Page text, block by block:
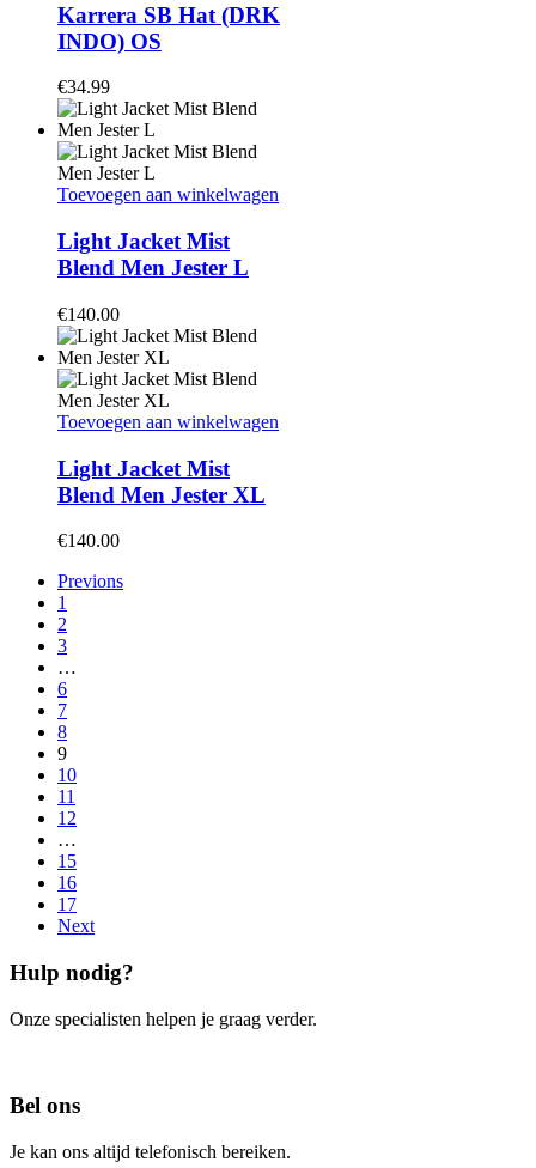
Karrera SB Hat (DRK
INDO) OS
€34.99
Toevoegen aan winkelwagen
Light Jacket Mist
Blend Men Jester L
€140.00
Toevoegen aan winkelwagen
Light Jacket Mist
Blend Men Jester XL
€140.00
Previons
1
2
3
…
6
7
8
9
10
11
12
…
15
16
17
Next
Hulp nodig?
Onze specialisten helpen je graag verder.
Bel ons
Je kan ons altijd telefonisch bereiken.